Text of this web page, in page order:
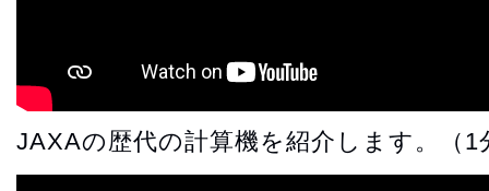
JAXAの歴代の計算機を紹介します。（1